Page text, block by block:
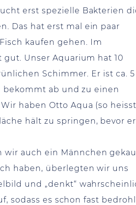
erst spezielle Bakterien
Das hat erst mal ein paar
kaufen gehen. Im
Unser Aquarium hat 10
Schimmer. Er ist ca.
bekommt ab und zu einen
haben Otto Aqua (so heisst
hält zu springen, bevor er
wir auch ein Männchen
haben, überlegten wir uns
und „denkt“
sodass es schon fast